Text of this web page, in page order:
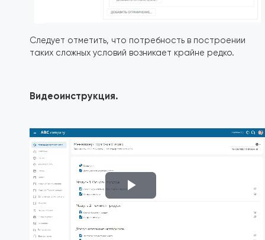
Следует отметить, что потребность в построении
таких сложных условий возникает крайне редко.
Видеоинструкция.
Воспроизвести